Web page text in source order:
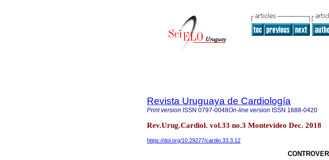
Revista Uruguaya de Cardiología
Print version ISSN 0797-0048On-line version ISSN 1688-0420
Rev.Urug.Cardiol. vol.33 no.3 Montevideo Dec. 2018
https://doi.org/10.29277/cardio.33.3.12